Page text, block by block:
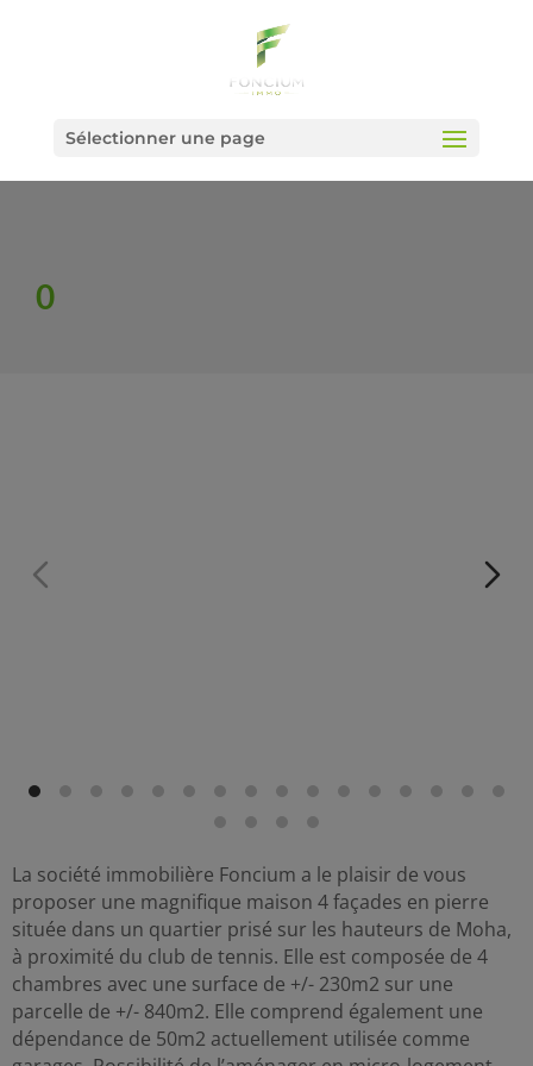
Sélectionner une page
0
La société immobilière Foncium a le plaisir de vous
proposer une magnifique maison 4 façades en pierre
située dans un quartier prisé sur les hauteurs de Moha,
à proximité du club de tennis. Elle est composée de 4
chambres avec une surface de +/- 230m2 sur une
parcelle de +/- 840m2. Elle comprend également une
dépendance de 50m2 actuellement utilisée comme